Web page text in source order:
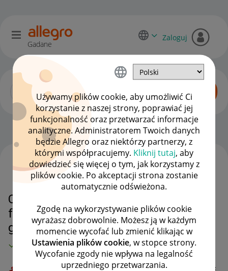
Używamy plików cookie, aby umożliwić Ci
korzystanie z naszej strony, poprawiać jej
funkcjonalność oraz przetwarzać informacje
analityczne. Administratorem Twoich danych
będzie Allegro oraz niektórzy partnerzy, z
którymi współpracujemy. Kliknij tutaj, aby
dowiedzieć się więcej o tym, jak korzystamy z
plików cookie. Po akceptacji strona zostanie
automatycznie odświeżona.
Zgodę na wykorzystywanie plików cookie
wyrażasz dobrowolnie. Możesz ją w każdym
momencie wycofać lub zmienić klikając w
Ustawienia plików cookie, w stopce strony.
Wycofanie zgody nie wpływa na legalność
uprzedniego przetwarzania.
Gadane
Zaloguj
Zaawansowani sprzedawcy OPCJE
Czy można pisać nie wystawiam
faktury vat, bez zwrotów,
gwarancji?
MAMY ROZWIĄZANIE!
WSZYSTKIE TEMATY